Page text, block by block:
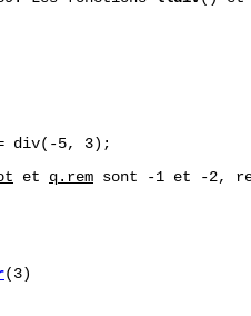
div(-5, 3);
et q.rem sont -1 et -2,
(3)